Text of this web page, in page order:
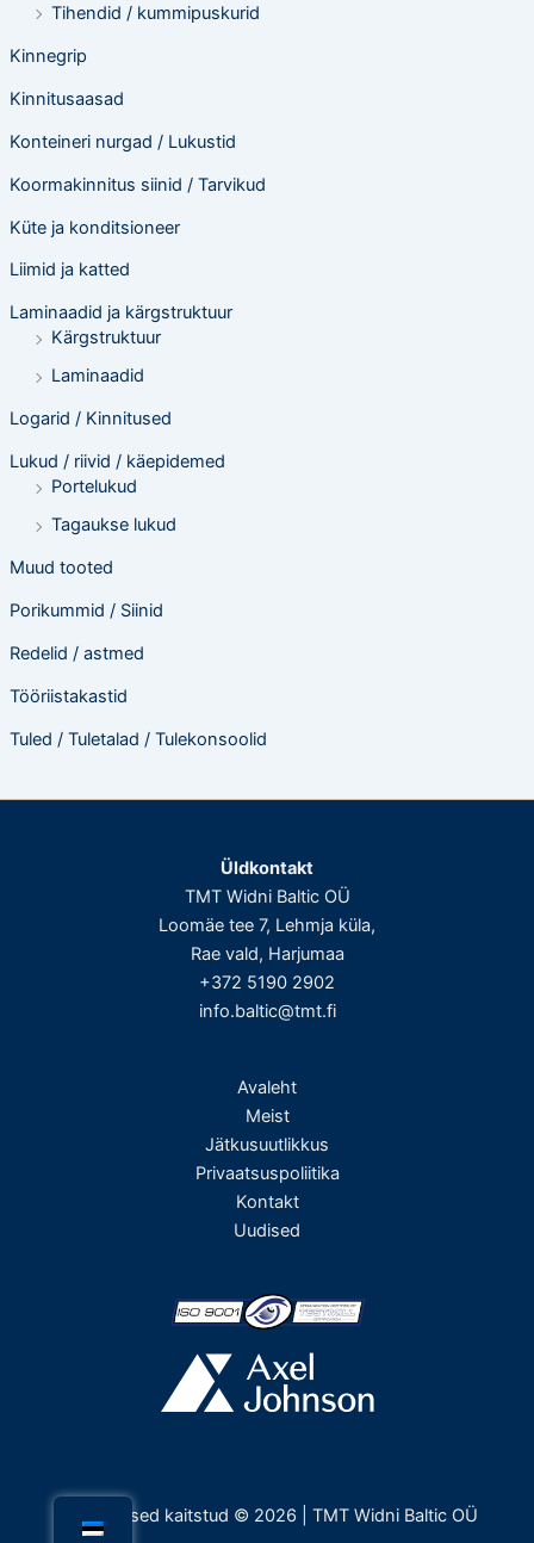
Tihendid / kummipuskurid
Kinnegrip
Kinnitusaasad
Konteineri nurgad / Lukustid
Koormakinnitus siinid / Tarvikud
Küte ja konditsioneer
Liimid ja katted
Laminaadid ja kärgstruktuur
Kärgstruktuur
Laminaadid
Logarid / Kinnitused
Lukud / riivid / käepidemed
Portelukud
Tagaukse lukud
Muud tooted
Porikummid / Siinid
Redelid / astmed
Tööriistakastid
Tuled / Tuletalad / Tulekonsoolid
Üldkontakt
TMT Widni Baltic OÜ
Loomäe tee 7, Lehmja küla,
Rae vald, Harjumaa
+372 5190 2902
info.baltic@tmt.fi
Avaleht
Meist
Jätkusuutlikkus
Privaatsuspoliitika
Kontakt
Uudised
Kõik õigused kaitstud © 2026 | TMT Widni Baltic OÜ